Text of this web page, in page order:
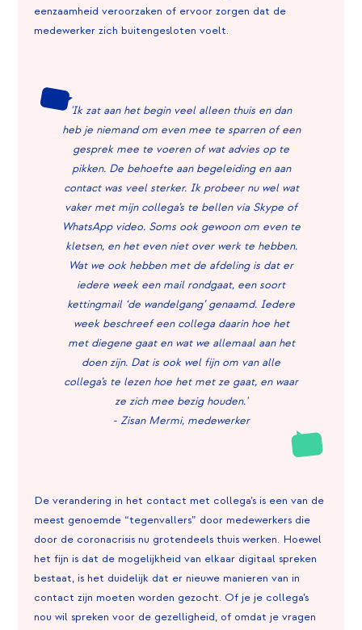
eenzaamheid veroorzaken of ervoor zorgen dat de
medewerker zich buitengesloten voelt.
'Ik zat aan het begin veel alleen thuis en dan
heb je niemand om even mee te sparren of een
gesprek mee te voeren of wat advies op te
pikken. De behoefte aan begeleiding en aan
contact was veel sterker. Ik probeer nu wel wat
vaker met mijn collega’s te bellen via Skype of
WhatsApp video. Soms ook gewoon om even te
kletsen, en het even niet over werk te hebben.
Wat we ook hebben met de afdeling is dat er
iedere week een mail rondgaat, een soort
kettingmail ‘de wandelgang’ genaamd. Iedere
week beschreef een collega daarin hoe het
met diegene gaat en wat we allemaal aan het
doen zijn. Dat is ook wel fijn om van alle
collega’s te lezen hoe het met ze gaat, en waar
ze zich mee bezig houden.'
- Zisan Mermi, medewerker
De verandering in het contact met collega’s is een van de
meest genoemde “tegenvallers” door medewerkers die
door de coronacrisis nu grotendeels thuis werken. Hoewel
het fijn is dat de mogelijkheid van elkaar digitaal spreken
bestaat, is het duidelijk dat er nieuwe manieren van in
contact zijn moeten worden gezocht. Of je je collega’s
nou wil spreken voor de gezelligheid, of omdat je vragen